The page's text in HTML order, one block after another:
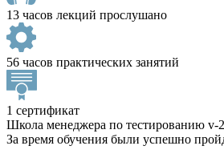
13 часов лекций прослушано
56 часов практических занятий
1 сертификат
Школа менеджера по тестированию v-
За время обучения были успешно